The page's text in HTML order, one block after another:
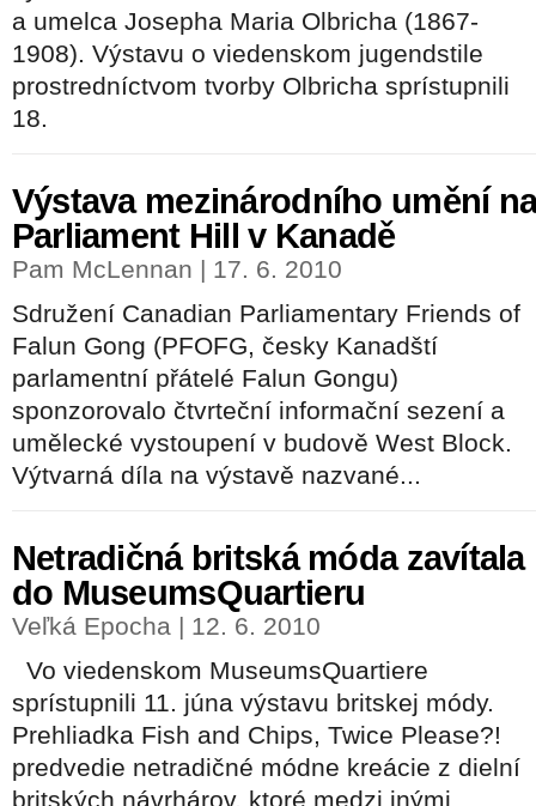
a umelca Josepha Maria Olbricha (1867-
1908). Výstavu o viedenskom jugendstile
prostredníctvom tvorby Olbricha sprístupnili
18.
Výstava mezinárodního umění
Parliament Hill v Kanadě
Pam McLennan | 17. 6. 2010
Sdružení Canadian Parliamentary Friends of
Falun Gong (PFOFG, česky Kanadští
parlamentní přátelé Falun Gongu)
sponzorovalo čtvrteční informační sezení a
umělecké vystoupení v budově West Block.
Výtvarná díla na výstavě nazvané...
Netradičná britská móda zavítala
do MuseumsQuartieru
Veľká Epocha | 12. 6. 2010
Vo viedenskom MuseumsQuartiere
sprístupnili 11. júna výstavu britskej módy.
Prehliadka Fish and Chips, Twice Please?!
predvedie netradičné módne kreácie z dielní
britských návrhárov, ktoré medzi inými